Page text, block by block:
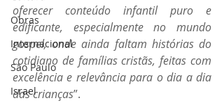
Obras
Internacional
São Paulo
Israel
oferecer conteúdo infantil puro e
edificante, especialmente no mundo
gospel, onde ainda faltam histórias do
cotidiano de famílias cristãs, feitas com
excelência e relevância para o dia a dia
das crianças”.